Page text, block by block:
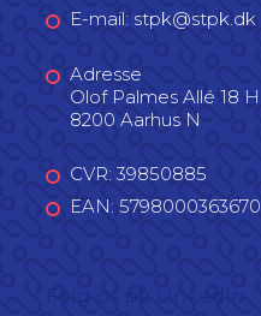
E-mail: stpk@stpk.dk
Adresse
Olof Palmes Allé 18 H
8200 Aarhus N
CVR: 39850885
EAN: 5798000363670